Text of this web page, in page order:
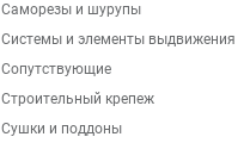
Саморезы и шурупы
Системы и элементы выдвижения
Сопутствующие
Строительный крепеж
Сушки и поддоны